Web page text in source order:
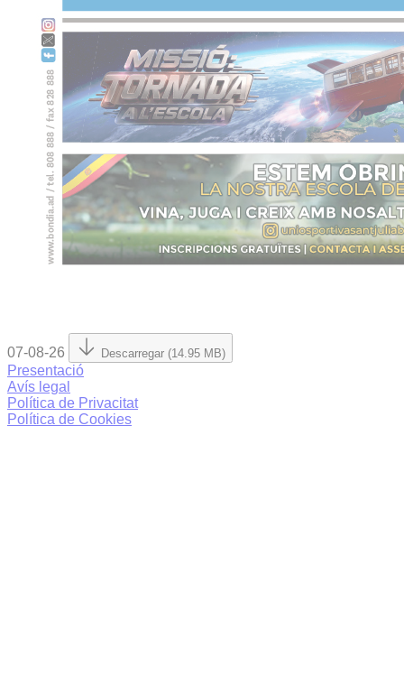
07-08-26 Descarregar (14.95 MB)
Presentació
Avís legal
Política de Privacitat
Política de Cookies